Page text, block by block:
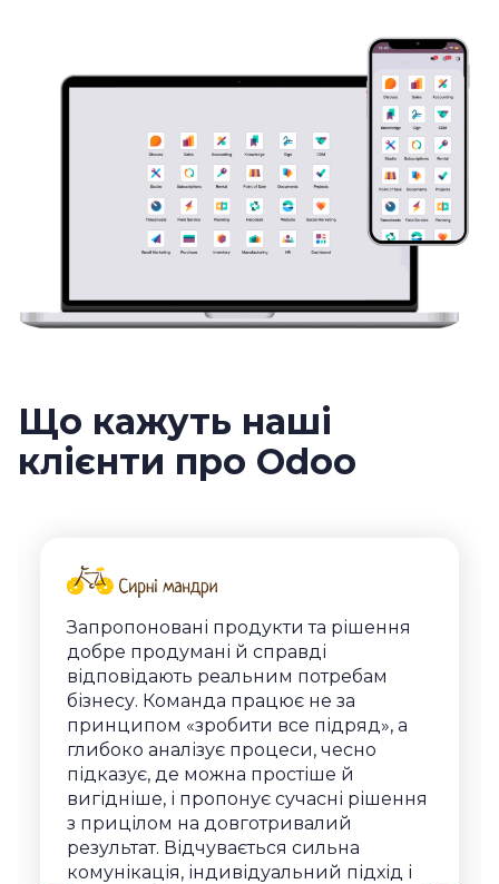
Що кажуть наші
клієнти про Odoo
Запропоновані продукти та рішення
добре продумані й справді
відповідають реальним потребам
бізнесу. Команда працює не за
принципом «зробити все підряд», а
глибоко аналізує процеси, чесно
підказує, де можна простіше й
вигідніше, і пропонує сучасні рішення
з прицілом на довготривалий
результат. Відчувається сильна
комунікація, індивідуальний підхід і